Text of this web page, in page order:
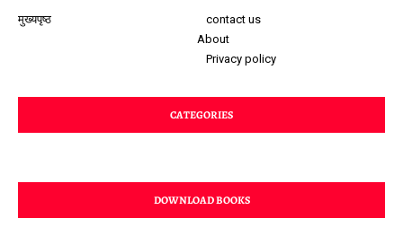
मुख्यपृष्ठ
contact us
About
Privacy policy
CATEGORIES
DOWNLOAD BOOKS